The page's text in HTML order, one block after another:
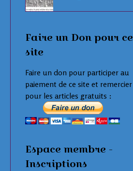
Faire un Don pour ce
site
Faire un don pour participer au
paiement de ce site et remercier
pour les articles gratuits :
Espace membre -
Inscriptions